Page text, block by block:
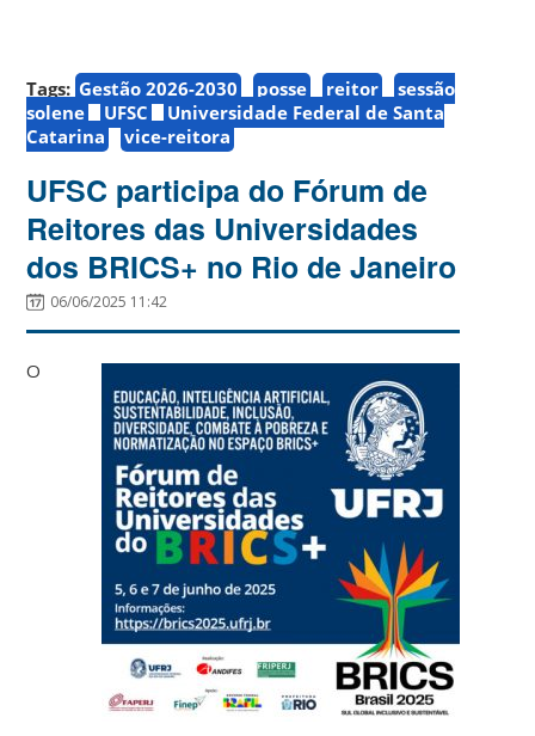
Tags: Gestão 2026-2030 posse reitor
sessão
solene
UFSC
Universidade Federal de Santa
Catarina
vice-reitora
UFSC participa do Fórum de
Reitores das Universidades
dos BRICS+ no Rio de Janeiro
06/06/2025 11:42
O